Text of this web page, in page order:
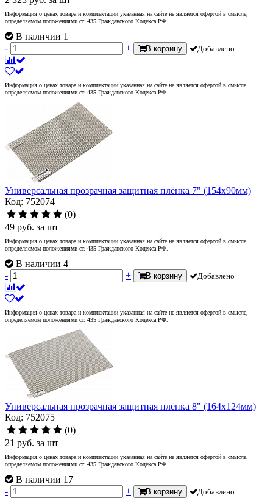
Информация о ценах товара и комплектации указанная на сайте не является офертой в смысле,
определяемом положениями ст. 435 Гражданского Кодекса РФ.
В наличии 1
-
+ В корзину Добавлено
Информация о ценах товара и комплектации указанная на сайте не является офертой в смысле,
определяемом положениями ст. 435 Гражданского Кодекса РФ.
Универсальная прозрачная защитная плёнка 7" (154x90мм)
Код: 752074
(0)
49 руб. за шт
Информация о ценах товара и комплектации указанная на сайте не является офертой в смысле,
определяемом положениями ст. 435 Гражданского Кодекса РФ.
В наличии 4
-
+ В корзину Добавлено
Информация о ценах товара и комплектации указанная на сайте не является офертой в смысле,
определяемом положениями ст. 435 Гражданского Кодекса РФ.
Универсальная прозрачная защитная плёнка 8" (164x124мм)
Код: 752075
(0)
21 руб. за шт
Информация о ценах товара и комплектации указанная на сайте не является офертой в смысле,
определяемом положениями ст. 435 Гражданского Кодекса РФ.
В наличии 17
-
+ В корзину Добавлено